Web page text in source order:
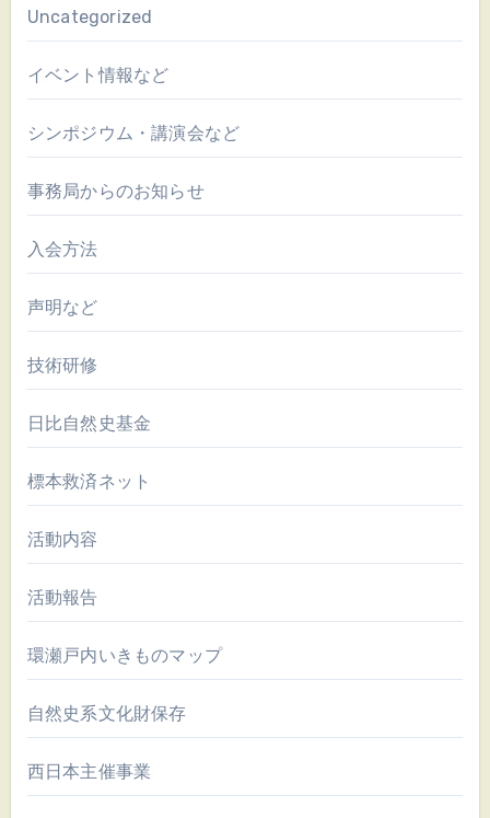
Uncategorized
イベント情報など
シンポジウム・講演会など
事務局からのお知らせ
入会方法
声明など
技術研修
日比自然史基金
標本救済ネット
活動内容
活動報告
環瀬戸内いきものマップ
自然史系文化財保存
西日本主催事業